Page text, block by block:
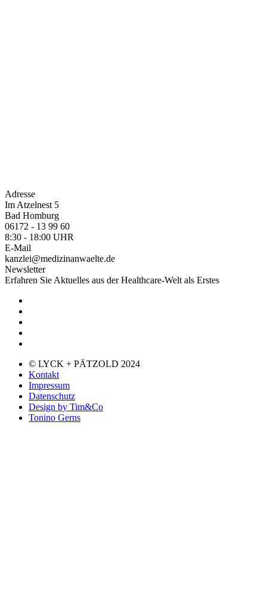
Adresse
Im Atzelnest 5
Bad Homburg
06172 - 13 99 60
8:30 - 18:00 UHR
E-Mail
kanzlei@medizinanwaelte.de
Newsletter
Erfahren Sie Aktuelles aus der Healthcare-Welt als Erstes
© LYCK + PÄTZOLD 2024
Kontakt
Impressum
Datenschutz
Design by Tim&Co
Tonino Gerns